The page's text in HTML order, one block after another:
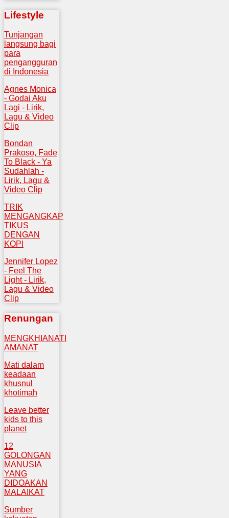
Lifestyle
Tunjangan
langsung bagi
para
pengangguran
di Indonesia
Agnes Monica
- Godai Aku
Lagi - Lirik,
Lagu & Video
Clip
Bondan
Prakoso, Fade
To Black - Ya
Sudahlah -
Lirik, Lagu &
Video Clip
TRIK
MENGANGKAP
TIKUS
DENGAN
KOPI
Jennifer Lopez
- Feel The
Light - Lirik,
Lagu & Video
Clip
Renungan
MENGKHIANATI
AMANAT
Mati dalam
keadaan
khusnul
khotimah
Leave better
kids to this
planet
12
GOLONGAN
MANUSIA
YANG
DIDOAKAN
MALAIKAT
Sumber